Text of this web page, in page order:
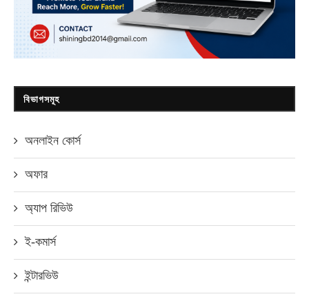
বিভাগসমূহ
অনলাইন কোর্স
অফার
অ্যাপ রিভিউ
ই-কমার্স
ইন্টারভিউ